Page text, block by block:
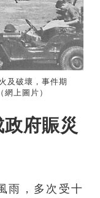
及破壞，事件期
上圖片）
府賑災
，多次受十